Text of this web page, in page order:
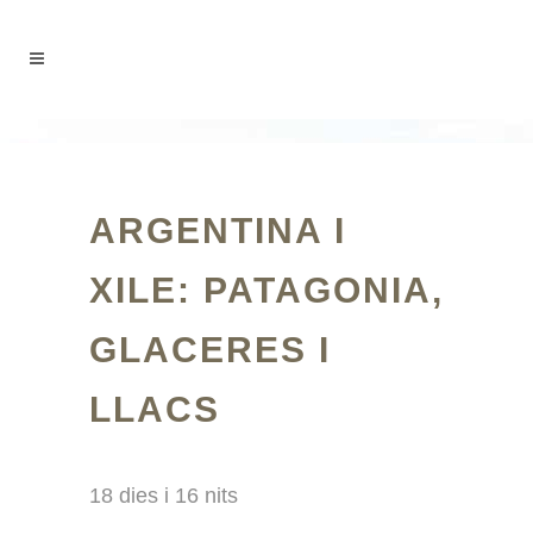
ARGENTINA I
XILE: PATAGONIA,
GLACERES I
LLACS
18 dies i 16 nits